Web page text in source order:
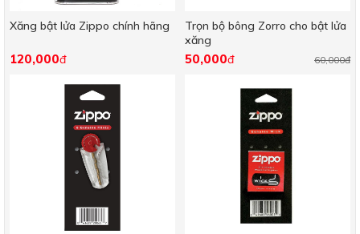
Xăng bật lửa Zippo chính hãng
120,000đ
Trọn bộ bông Zorro cho bật lửa
xăng
60,000đ
50,000đ